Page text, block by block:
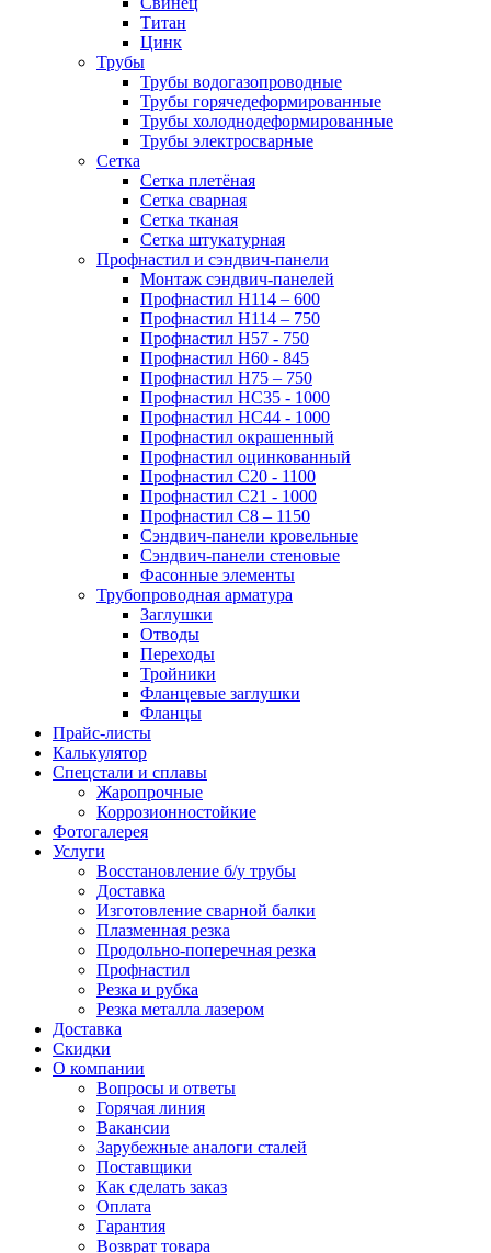
Титан
Цинк
Трубы
Трубы водогазопроводные
Трубы горячедеформированные
Трубы холоднодеформированные
Трубы электросварные
Сетка
Сетка плетёная
Сетка сварная
Сетка тканая
Сетка штукатурная
Профнастил и сэндвич-панели
Монтаж сэндвич-панелей
Профнастил Н114 – 600
Профнастил Н114 – 750
Профнастил Н57 - 750
Профнастил Н60 - 845
Профнастил Н75 – 750
Профнастил НС35 - 1000
Профнастил НС44 - 1000
Профнастил окрашенный
Профнастил оцинкованный
Профнастил С20 - 1100
Профнастил С21 - 1000
Профнастил С8 – 1150
Сэндвич-панели кровельные
Сэндвич-панели стеновые
Фасонные элементы
Трубопроводная арматура
Заглушки
Отводы
Переходы
Тройники
Фланцевые заглушки
Фланцы
Прайс-листы
Калькулятор
Спецстали и сплавы
Жаропрочные
Коррозионностойкие
Фотогалерея
Услуги
Восстановление б/у трубы
Доставка
Изготовление сварной балки
Плазменная резка
Продольно-поперечная резка
Профнастил
Резка и рубка
Резка металла лазером
Доставка
Скидки
О компании
Вопросы и ответы
Горячая линия
Вакансии
Зарубежные аналоги сталей
Поставщики
Как сделать заказ
Оплата
Гарантия
Возврат товара